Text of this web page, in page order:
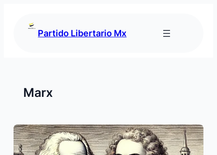
Partido Libertario Mx
Marx